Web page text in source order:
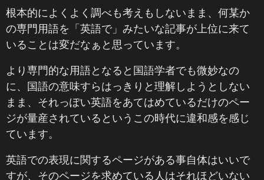
根本的によくよく調べも考えもしないまま、何某か
の専門用語を「英語で」みたいな記事が上位に来て
いることは変だなぁと思っています。
より専門的な用語となると国語学者でも微妙なの
に、国語の意味すらはっきりと理解しようとしない
まま、それっぽい英語をあてはめているだけのペー
ジが量産されているというこの時代に違和感を感じ
ています。
英語での表現に関するページがある事自体はいいで
すが、そのページを求めている人はそれほどいない